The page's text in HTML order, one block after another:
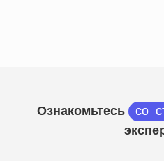
Ознакомьтесь со